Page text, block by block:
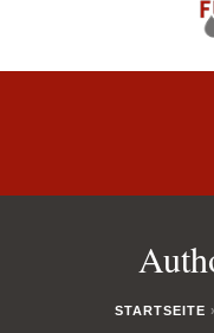
STARTSEITE